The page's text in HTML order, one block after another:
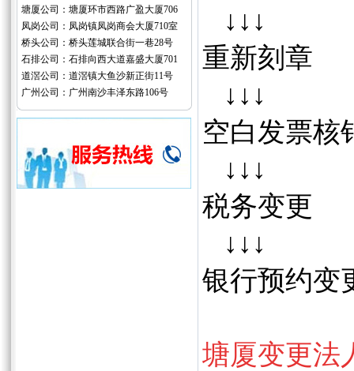
塘厦公司：塘厦环市西路广盈大厦706
凤岗公司：凤岗镇凤岗商会大厦710室
桥头公司：桥头莲城联合街一巷28号
石排公司：石排向西大道嘉盛大厦701
道滘公司：道滘镇大鱼沙新正街11号
广州公司：广州南沙丰泽东路106号
↓ ↓ ↓
重新刻章
↓ ↓ ↓
空白发票核
↓ ↓ ↓
税务变更
↓ ↓ ↓
银行预约变
塘厦变更法